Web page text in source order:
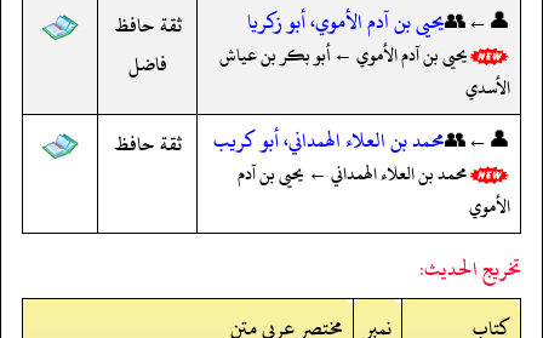
👤←👥يحيى بن آدم الأموي، أبو زكريا
يحيى بن آدم الأموي ← أبو بكر بن عياش
الأسدي
ثقة حافظ
فاضل
👤←👥محمد بن العلاء الهمداني، أبو كريب
محمد بن العلاء الهمداني ← يحيى بن آدم
الأموي
ثقة حافظ
تخريج الحديث:
کتاب
نمبر مختصر عربی متن